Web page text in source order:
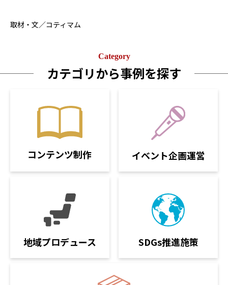
取材・文／コティマム
Category
カテゴリから事例を探す
コンテンツ制作 イベント企画運営
地域プロデュース SDGs推進施策